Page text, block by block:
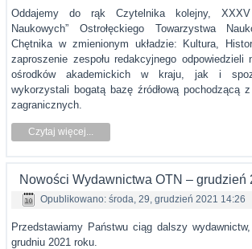
Oddajemy do rąk Czytelnika kolejny,
Naukowych” Ostrołęckiego Towarzystwa
Chętnika w zmienionym układzie: Kultura,
zaproszenie zespołu redakcyjnego
ośrodków akademickich w kraju, jak i
wykorzystali bogatą bazę źródłową pochodzącą
zagranicznych.
Czytaj więcej...
Nowości Wydawnictwa OTN – grudzień
Opublikowano: środa, 29, grudzień 2021 14:26
Przedstawiamy Państwu ciąg dalszy
grudniu 2021 roku.